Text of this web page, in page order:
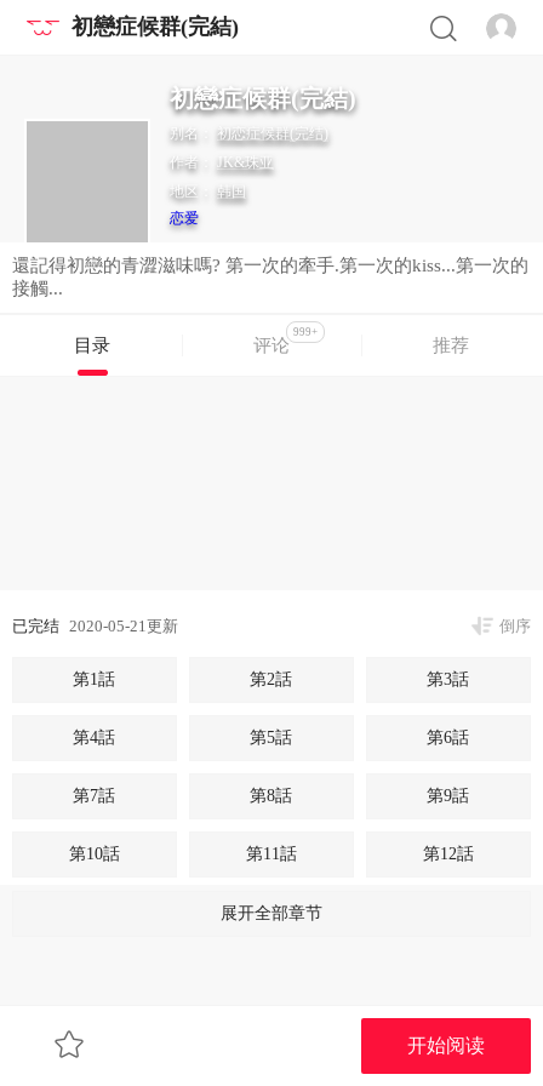
初戀症候群(完結)
初戀症候群(完結)
别名： 初恋症候群(完结)
作者： JK&珠亚
地区： 韩国
恋爱
還記得初戀的青澀滋味嗎? 第一次的牽手.第一次的kiss...第一次的
接觸...
目录 评论
999+
推荐
已完结 2020-05-21更新 倒序
第1話 第2話 第3話
第4話 第5話 第6話
第7話 第8話 第9話
第10話 第11話 第12話
第14話
第19話
开始阅读
展开全部章节